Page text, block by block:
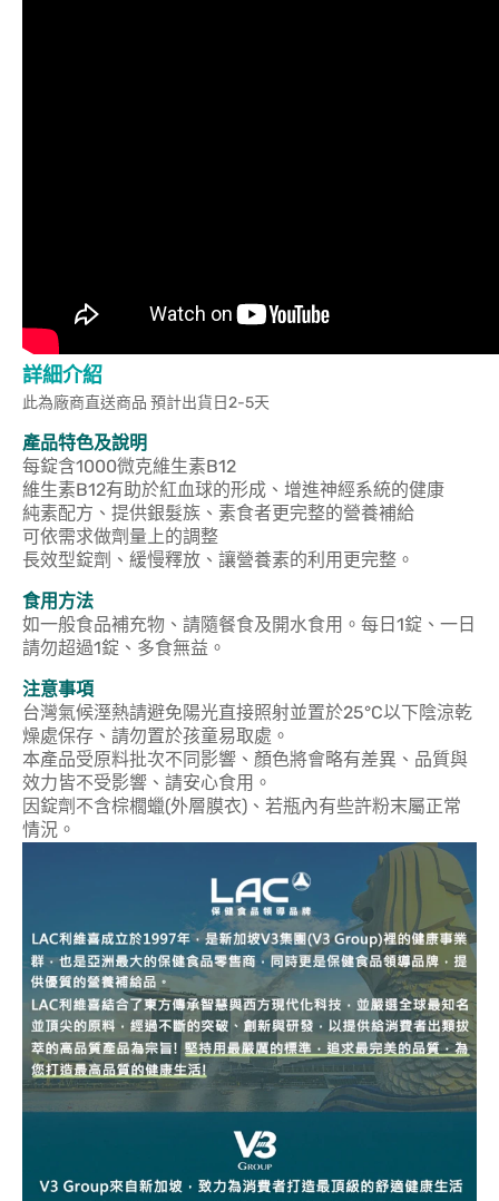
詳細介紹
此為廠商直送商品 預計出貨日2-5天
產品特色及說明
每錠含1000微克維生素B12
維生素B12有助於紅血球的形成、增進神經系統的健康
純素配方、提供銀髮族、素食者更完整的營養補給
可依需求做劑量上的調整
長效型錠劑、緩慢釋放、讓營養素的利用更完整。
食用方法
如一般食品補充物、請隨餐食及開水食用。每日1錠、一日
請勿超過1錠、多食無益。
注意事項
台灣氣候溼熱請避免陽光直接照射並置於25°C以下陰涼乾
燥處保存、請勿置於孩童易取處。
本產品受原料批次不同影響、顏色將會略有差異、品質與
效力皆不受影響、請安心食用。
因錠劑不含棕櫚蠟(外層膜衣)、若瓶內有些許粉末屬正常
情況。